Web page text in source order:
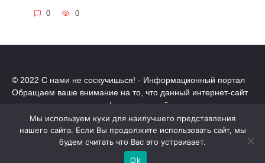
0 0
© 2022 С нами не соскучишься! - Информационный портал
Обращаем ваше внимание на то, что данный интернет-сайт
носит исключительно информационный характер.
Все торговые марки принадлежат их владельцам. Все права
защищены.
Политика конфиденциальности
Мы используем куки для наилучшего представления
нашего сайта. Если Вы продолжите использовать сайт, мы
будем считать что Вас это устраивает.
Ok